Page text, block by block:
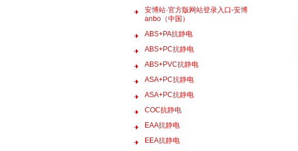
安博站·官方版网站登录入口-安博
anbo（中国）
ABS+PA抗静电
ABS+PC抗静电
ABS+PVC抗静电
ASA+PC抗静电
ASA+PC抗静电
COC抗静电
EAA抗静电
EEA抗静电